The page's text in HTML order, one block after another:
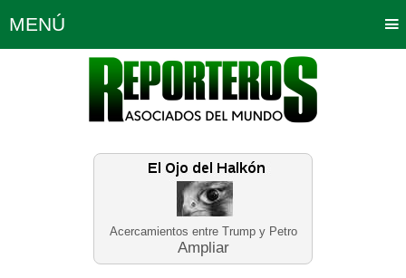
Acercamientos entre Trump y Petro
Ampliar
MENÚ
Política Opinión Bogotá
Planeta Tierra Deportes
Educación Neira